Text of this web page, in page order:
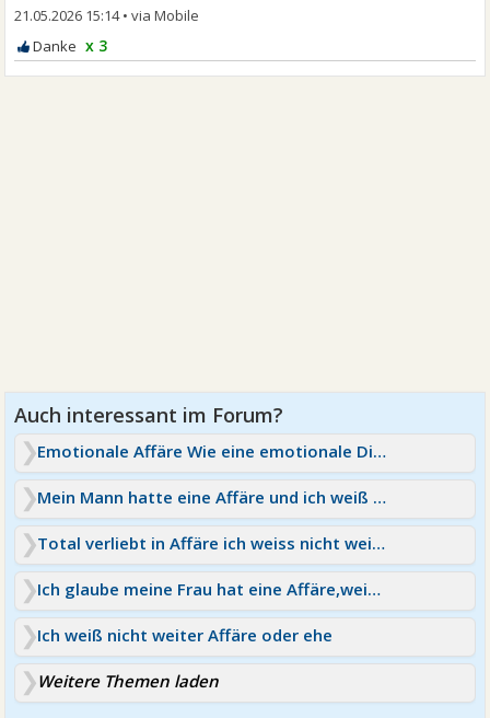
21.05.2026 15:14•
x 3
Emotionale Affäre Wie eine emotionale Distanz schaffen?
Mein Mann hatte eine Affäre und ich weiß nicht weiter
Total verliebt in Affäre ich weiss nicht weiter
Ich glaube meine Frau hat eine Affäre,weiß nicht weiter
Ich weiß nicht weiter Affäre oder ehe
Weitere Themen laden